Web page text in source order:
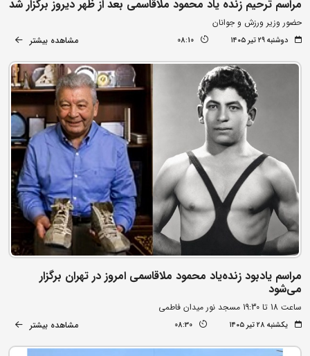
مراسم ترحیم زنده یاد محمود ملاقاسمی بعد از ظهر دیروز برگزار شد
حضور وزیر ورزش و جوانان
دوشنبه ۲۹ تیر ۱۴۰۵ 08:10 مشاهده بیشتر
مراسم یادبود زنده‌یاد محمود ملاقاسمی امروز در تهران برگزار
می‌شود
ساعت 18 تا 19:30 مسجد نور میدان فاطمی
یکشنبه ۲۸ تیر ۱۴۰۵ 08:30 مشاهده بیشتر